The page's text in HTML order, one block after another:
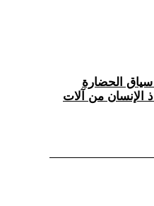
سياق الحضارة
الإنسان من آلات